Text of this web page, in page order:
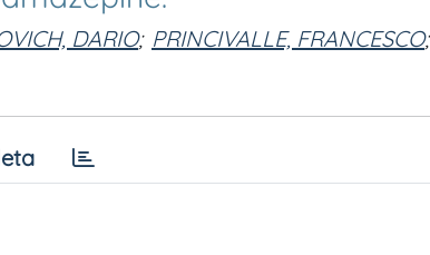
DARIO; PRINCIVALLE, FRANCESCO;